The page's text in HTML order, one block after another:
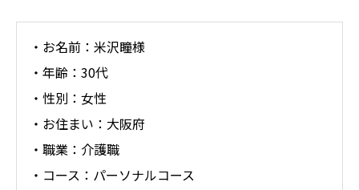
・お名前：米沢瞳様
・年齢：30代
・性別：女性
・お住まい：大阪府
・職業：介護職
・コース：パーソナルコース